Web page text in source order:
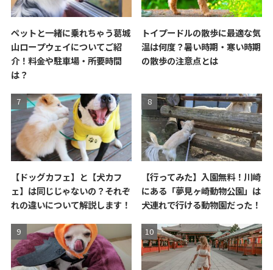
ペットと一緒に乗れちゃう葛城
山ロープウェイについてご紹
介！料金や駐車場・所要時間
は？
トイプードルの散歩に最適な気
温は何度？暑い時期・寒い時期
の散歩の注意点とは
【ドッグカフェ】と【犬カフ
ェ】は同じじゃないの？それぞ
れの違いについて解説します！
【行ってみた】入園無料！川崎
にある「夢見ヶ崎動物公園」は
犬連れで行ける動物園だった！